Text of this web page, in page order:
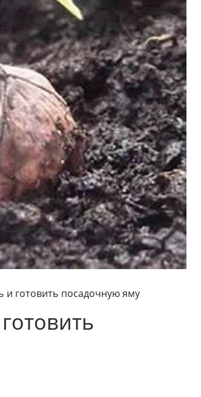
и готовить посадочную яму